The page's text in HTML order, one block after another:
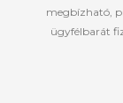
megbízható,
ügyfélbarát